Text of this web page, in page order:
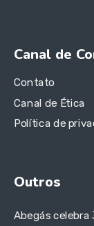
Canal de
Contato
Canal de Ética
Política de
Outros
Abegás celebra